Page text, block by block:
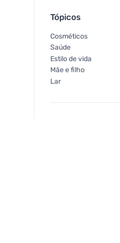
Tópicos
Cosméticos
Saúde
Estilo de vida
Mãe e filho
Lar